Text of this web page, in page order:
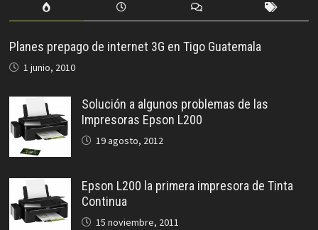
Planes prepago de internet 3G en Tigo Guatemala
1 junio, 2010
Solución a algunos problemas de las
Impresoras Epson L200
19 agosto, 2012
Epson L200 la primera impresora de Tinta
Continua
15 noviembre, 2011